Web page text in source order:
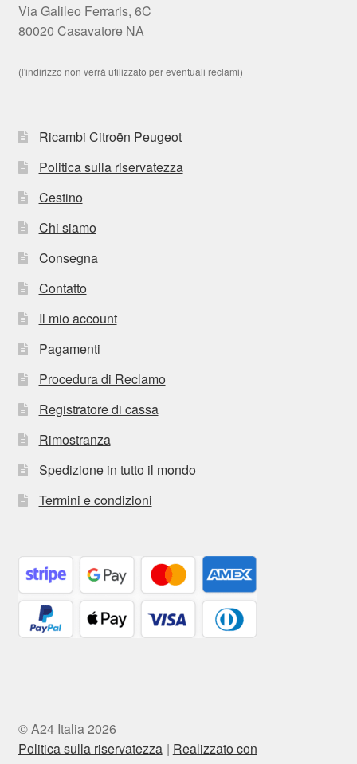
Via Galileo Ferraris, 6C
80020 Casavatore NA
(l'indirizzo non verrà utilizzato per eventuali reclami)
Ricambi Citroën Peugeot
Politica sulla riservatezza
Cestino
Chi siamo
Consegna
Contatto
Il mio account
Pagamenti
Procedura di Reclamo
Registratore di cassa
Rimostranza
Spedizione in tutto il mondo
Termini e condizioni
© A24 Italia 2026
Politica sulla riservatezza
Realizzato con